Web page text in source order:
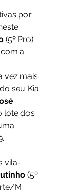
por
(5º Pro)
a
vez mais
seu Kia
lote dos
vila-
(5º
M